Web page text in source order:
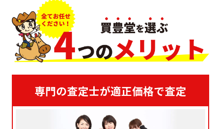
専門の査定士が適正価格で査定